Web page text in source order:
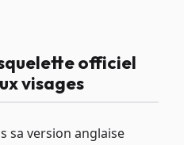
officiel
visages
sa version anglaise